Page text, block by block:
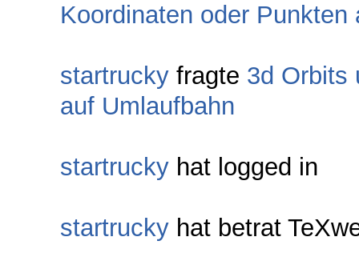
Koordinaten oder Punkten
startrucky fragte 3d Orbits
auf Umlaufbahn
startrucky hat logged in
startrucky hat betrat